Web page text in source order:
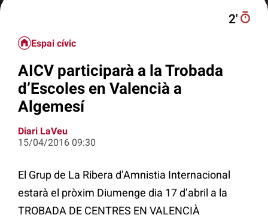
2′
Espai cívic
AICV participarà a la Trobada
d’Escoles en Valencià a
Algemesí
Diari LaVeu
15/04/2016 09:30
El Grup de La Ribera d’Amnistia Internacional
estarà el pròxim Diumenge dia 17 d’abril a la
TROBADA DE CENTRES EN VALENCIÀ